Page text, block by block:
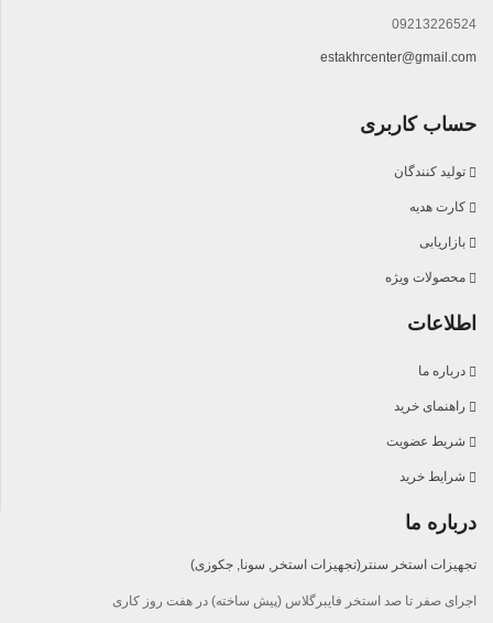
09213226524
estakhrcenter@gmail.com
حساب کاربری
تولید کنندگان
کارت هدیه
بازاریابی
محصولات ویژه
اطلاعات
درباره ما
راهنمای خرید
شریط عضویت
شرایط خرید
درباره ما
تجهیزات استخر سنتر(تجهیزات استخر, سونا, جکوزی)
اجرای صفر تا صد استخر فایبرگلاس (پیش ساخته) در هفت روز کاری